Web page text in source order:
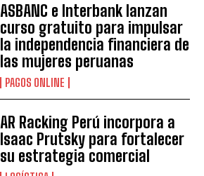
ASBANC e Interbank lanzan
curso gratuito para impulsar
la independencia financiera de
las mujeres peruanas
PAGOS ONLINE
AR Racking Perú incorpora a
Isaac Prutsky para fortalecer
su estrategia comercial